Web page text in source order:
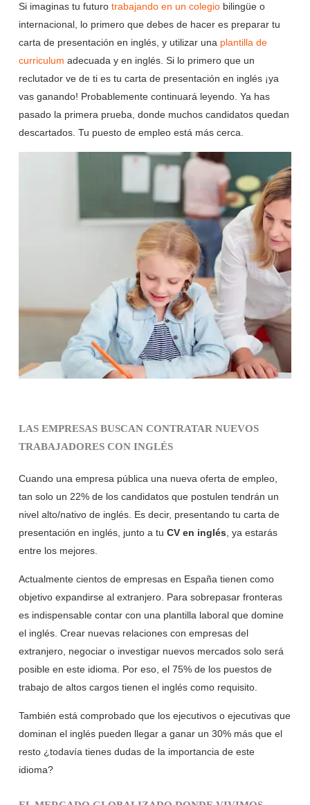
Si imaginas tu futuro trabajando en un colegiobilingüe o
internacional, lo primero que debes de hacer es preparar tu
carta de presentación en inglés, y utilizar una plantilla de
curriculum adecuada y en inglés. Si lo primero que un
reclutador ve de ti es tu carta de presentación en inglés ¡ya
vas ganando! Probablemente continuará leyendo. Ya has
pasado la primera prueba, donde muchos candidatos quedan
descartados. Tu puesto de empleo está más cerca.
LAS EMPRESAS BUSCAN CONTRATAR NUEVOS
TRABAJADORES CON INGLÉS
Cuando una empresa pública una nueva oferta de empleo,
tan solo un 22% de los candidatos que postulen tendrán un
nivel alto/nativo de inglés. Es decir, presentando tu carta de
presentación en inglés, junto a tu CV en inglés, ya estarás
entre los mejores.
Actualmente cientos de empresas en España tienen como
objetivo expandirse al extranjero. Para sobrepasar fronteras
es indispensable contar con una plantilla laboral que domine
el inglés. Crear nuevas relaciones con empresas del
extranjero, negociar o investigar nuevos mercados solo será
posible en este idioma. Por eso, el 75% de los puestos de
trabajo de altos cargos tienen el inglés como requisito.
También está comprobado que los ejecutivos o ejecutivas que
dominan el inglés pueden llegar a ganar un 30% más que el
resto ¿todavía tienes dudas de la importancia de este
idioma?